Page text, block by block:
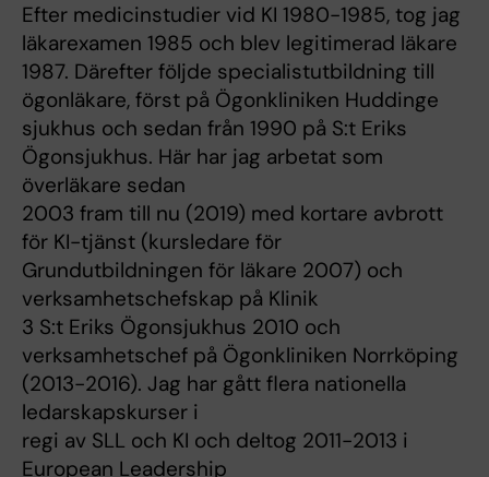
Efter medicinstudier vid KI 1980-1985, tog jag
läkarexamen 1985 och blev legitimerad läkare
1987. Därefter följde specialistutbildning till
ögonläkare, först på Ögonkliniken Huddinge
sjukhus och sedan från 1990 på S:t Eriks
Ögonsjukhus. Här har jag arbetat som
överläkare sedan
2003 fram till nu (2019) med kortare avbrott
för KI-tjänst (kursledare för
Grundutbildningen för läkare 2007) och
verksamhetschefskap på Klinik
3 S:t Eriks Ögonsjukhus 2010 och
verksamhetschef på Ögonkliniken Norrköping
(2013-2016). Jag har gått flera nationella
ledarskapskurser i
regi av SLL och KI och deltog 2011-2013 i
European Leadership